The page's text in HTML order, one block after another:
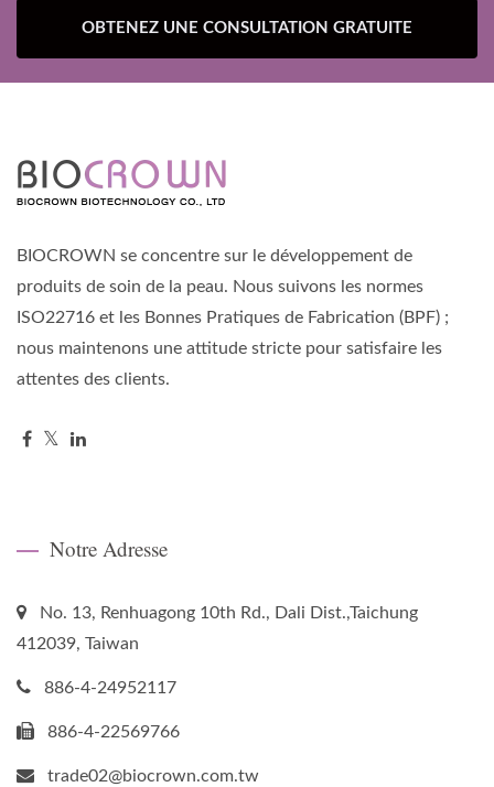
OBTENEZ UNE CONSULTATION GRATUITE
BIOCROWN se concentre sur le développement de
produits de soin de la peau. Nous suivons les normes
ISO22716 et les Bonnes Pratiques de Fabrication (BPF) ;
nous maintenons une attitude stricte pour satisfaire les
attentes des clients.
Notre Adresse
No. 13, Renhuagong 10th Rd., Dali Dist.,Taichung
412039, Taiwan
886-4-24952117
886-4-22569766
trade02@biocrown.com.tw